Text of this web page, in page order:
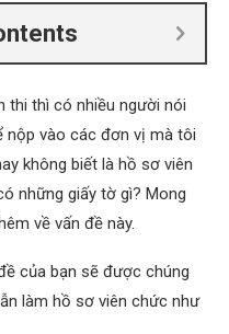
thi thì có nhiều người nói
nộp vào các đơn vị mà tôi
không biết là hồ sơ viên
những giấy tờ gì? Mong
về vấn đề này.
của bạn sẽ được chúng
làm hồ sơ viên chức như